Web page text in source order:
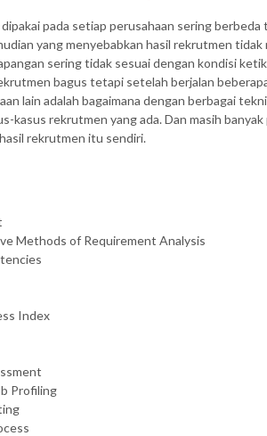
pada setiap perusahaan sering
yang menyebabkan hasil rekrutmen
sering tidak sesuai dengan kondisi
bagus tetapi setelah berjalan
lain adalah bagaimana dengan berbagai
kasus rekrutmen yang ada. Dan masih
rekrutmen itu sendiri.
Methods of Requirement Analysis
Index
Profiling